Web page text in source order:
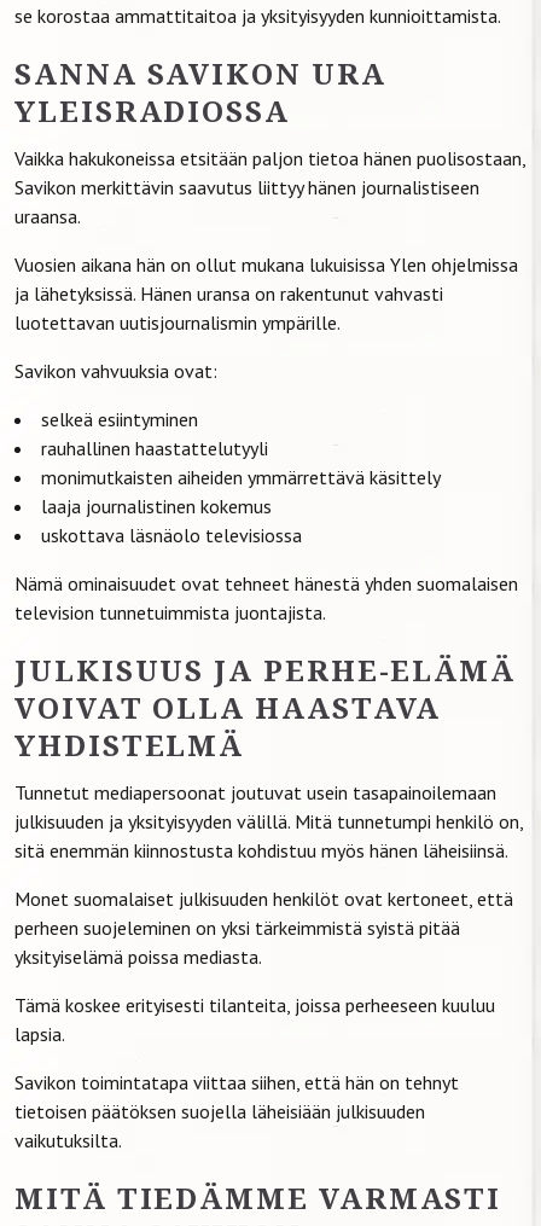
se korostaa ammattitaitoa ja yksityisyyden kunnioittamista.
SANNA SAVIKON URA
YLEISRADIOSSA
Vaikka hakukoneissa etsitään paljon tietoa hänen puolisostaan,
Savikon merkittävin saavutus liittyy hänen journalistiseen
uraansa.
Vuosien aikana hän on ollut mukana lukuisissa Ylen ohjelmissa
ja lähetyksissä. Hänen uransa on rakentunut vahvasti
luotettavan uutisjournalismin ympärille.
Savikon vahvuuksia ovat:
selkeä esiintyminen
rauhallinen haastattelutyyli
monimutkaisten aiheiden ymmärrettävä käsittely
laaja journalistinen kokemus
uskottava läsnäolo televisiossa
Nämä ominaisuudet ovat tehneet hänestä yhden suomalaisen
television tunnetuimmista juontajista.
JULKISUUS JA PERHE-ELÄMÄ
VOIVAT OLLA HAASTAVA
YHDISTELMÄ
Tunnetut mediapersoonat joutuvat usein tasapainoilemaan
julkisuuden ja yksityisyyden välillä. Mitä tunnetumpi henkilö on,
sitä enemmän kiinnostusta kohdistuu myös hänen läheisiinsä.
Monet suomalaiset julkisuuden henkilöt ovat kertoneet, että
perheen suojeleminen on yksi tärkeimmistä syistä pitää
yksityiselämä poissa mediasta.
Tämä koskee erityisesti tilanteita, joissa perheeseen kuuluu
lapsia.
Savikon toimintatapa viittaa siihen, että hän on tehnyt
tietoisen päätöksen suojella läheisiään julkisuuden
vaikutuksilta.
MITÄ TIEDÄMME VARMASTI